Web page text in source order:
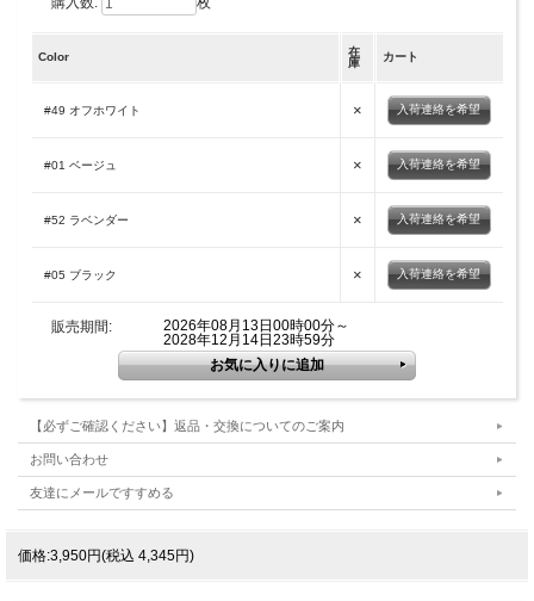
Color
在
庫
カート
#49 オフホワイト × 入荷連絡を希望
#01 ベージュ × 入荷連絡を希望
#52 ラベンダー × 入荷連絡を希望
#05 ブラック × 入荷連絡を希望
販売期間:
2026年08月13日00時00分～
2028年12月14日23時59分
【必ずご確認ください】返品・交換についてのご案内
お問い合わせ
友達にメールですすめる
価格:3,950円(税込 4,345円)